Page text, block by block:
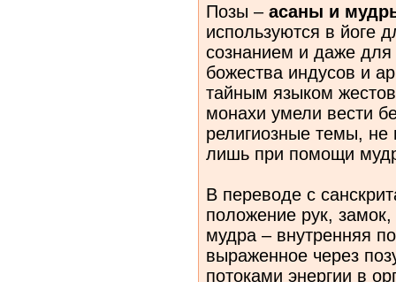
Позы – асаны и
используются в йоге
сознанием и даже
божества индусов и
тайным языком
монахи умели вести
религиозные темы, не
лишь при помощи
В переводе с
положение рук,
мудра – внутренняя
выраженное через
потоками энергии в